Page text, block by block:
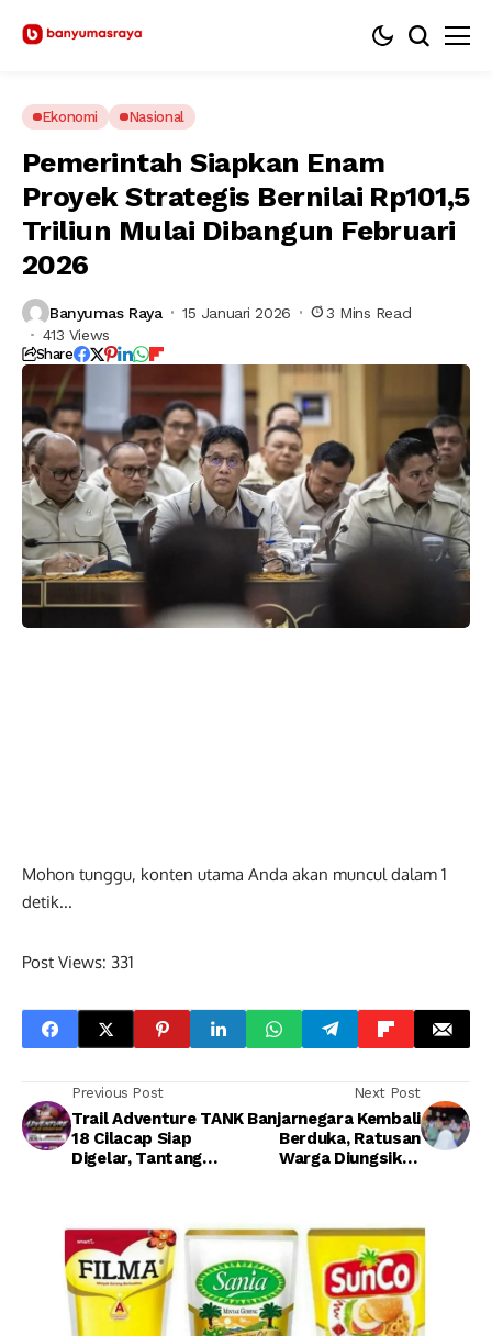
Ekonomi Nasional
Pemerintah Siapkan Enam
Proyek Strategis Bernilai Rp101,5
Triliun Mulai Dibangun Februari
2026
Banyumas Raya 15 Januari 2026
3 Mins Read
413 Views
Share
Mohon tunggu, konten utama Anda akan muncul dalam 0
detik...
Post Views: 331
Previous Post
Trail Adventure TANK
18 Cilacap Siap
Digelar, Tantang
Next Post
Banjarnegara Kembali
Berduka, Ratusan
Warga Diungsikan